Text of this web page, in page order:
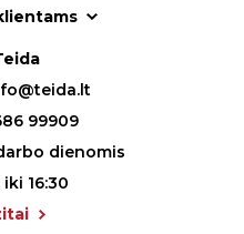
99909
dienomis
16:30